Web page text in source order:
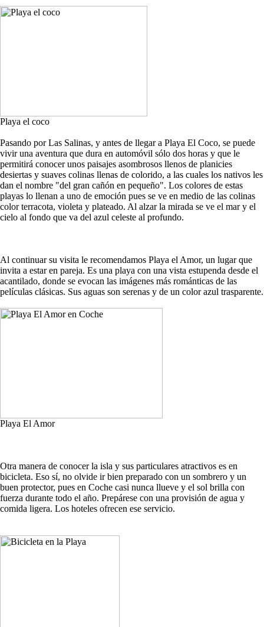
Playa el coco
Pasando por Las Salinas, y antes de llegar a Playa El Coco, se puede
vivir una aventura que dura en automóvil sólo dos horas y que le
permitirá conocer unos paisajes asombrosos llenos de planicies
desiertas y suaves colinas llenas de colorido, a las cuales los nativos les
dan el nombre "del gran cañón en pequeño". Los colores de estas
playas lo llenan a uno de emoción pues se ve en medio de las colinas
color terracota, violeta y plateado. Al alzar la mirada se ve el mar y el
cielo al fondo que va del azul celeste al profundo.
Al continuar su visita le recomendamos Playa el Amor, un lugar que
invita a estar en pareja. Es una playa con una vista estupenda desde el
acantilado, donde se evocan las imágenes más románticas de las
películas clásicas. Sus aguas son serenas y de un color azul trasparente.
Playa El Amor
Otra manera de conocer la isla y sus particulares atractivos es en
bicicleta. Eso sí, no olvide ir bien preparado con un sombrero y un
buen protector, pues en Coche casi nunca llueve y el sol brilla con
fuerza durante todo el año. Prepárese con una provisión de agua y
comida ligera. Los hoteles ofrecen ese servicio.